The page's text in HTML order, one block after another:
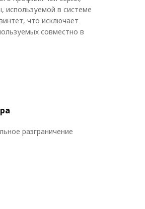
в системе
что исключает
совместно в
разграничение